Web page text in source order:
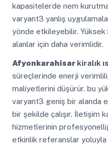
kapasitelerde nem
varyant3 yanlış
yönde etkileyebilir.
alanlar için daha verimlidir.
Afyonkarahisarkiralık
süreçlerinde enerji
maliyetlerini düşürür. bu
varyant3 geniş bir alanda
bir şekilde çalışır. İletişim
hizmetlerinin
etkinlik referanslar yoluyla